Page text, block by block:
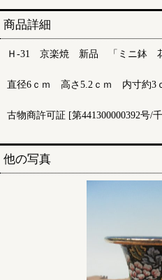
商品詳細
Ｈ-31 京楽焼 新品 「ミニ鉢
直径6ｃｍ 高さ5.2ｃｍ 内寸約3
古物商許可証 [第441300000392号/
他の写真